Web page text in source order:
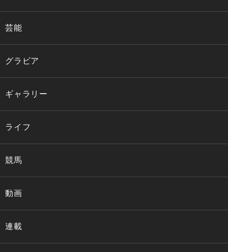
芸能
グラビア
ギャラリー
ライフ
競馬
動画
連載